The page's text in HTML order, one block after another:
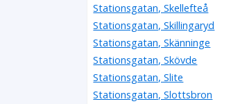
Stationsgatan, Skellefteå
Stationsgatan, Skillingaryd
Stationsgatan, Skänninge
Stationsgatan, Skövde
Stationsgatan, Slite
Stationsgatan, Slottsbron